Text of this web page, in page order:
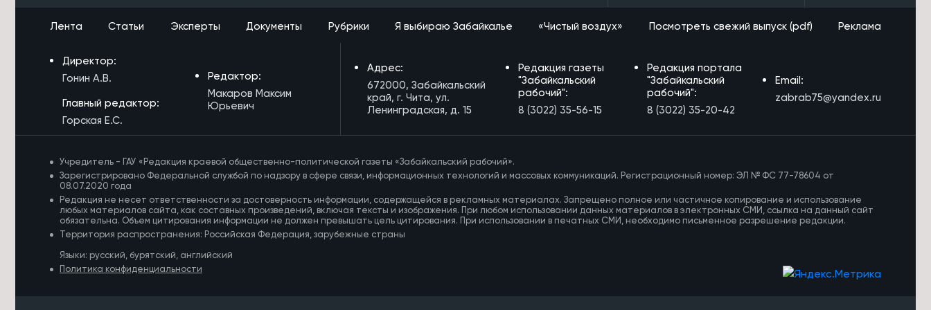
Восемь рек и озёр Забайкалья
оказались непригодными для
Сто проектов стали победителями
6/08/2026 в 18:42
Систему каналов для отвода
дождевой воды предложили
построить в селе Угдан
Домен .РФ начал поддерживать 18
языков народов России
Лента Статьи Эксперты Документы Рубрики Я выбираю Забайкалье «Чистый воздух» Посмотреть свежий выпуск (pdf) Реклама
Директор:
Гонин А.В.
Главный редактор:
Горская Е.С.
Редактор:
Макаров Максим
Юрьевич
Адрес:
672000, Забайкальский
край, г. Чита, ул.
Ленинградская, д. 15
Редакция газеты
"Забайкальский
рабочий":
8 (3022) 35-56-15
Редакция портала
"Забайкальский
рабочий":
8 (3022) 35-20-42
Email:
zabrab75@yandex.ru
Учредитель - ГАУ «Редакция краевой общественно-политической газеты «Забайкальский рабочий».
Зарегистрировано Федеральной службой по надзору в сфере связи, информационных технологий и массовых коммуникаций. Регистрационный номер: ЭЛ № ФС 77-78604 от
08.07.2020 года
Редакция не несет ответственности за достоверность информации, содержащейся в рекламных материалах. Запрещено полное или частичное копирование и использование
любых материалов сайта, как составных произведений, включая тексты и изображения. При любом использовании данных материалов в электронных СМИ, ссылка на данный сайт
обязательна. Объем цитирования информации не должен превышать цель цитирования. При использовании в печатных СМИ, необходимо письменное разрешение редакции.
Территория распространения: Российская Федерация, зарубежные страны
Языки: русский, бурятский, английский
Политика конфиденциальности